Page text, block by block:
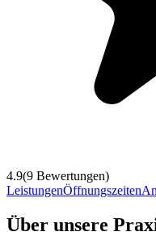
4.9(9 Bewertungen)
LeistungenÖffnungszeiten
Über unsere